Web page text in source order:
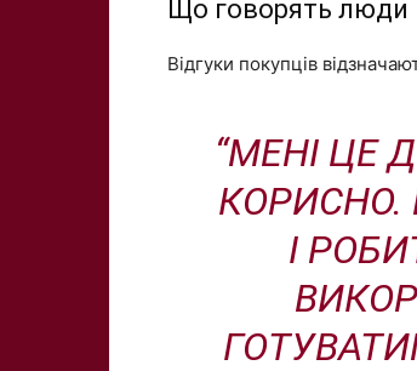
Що говорять люди
Відгуки покупців
“МЕНІ ЦЕ
КОРИСНО.
І